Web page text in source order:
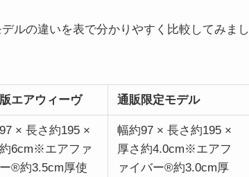
ルの違いを表で分かりやすく比較してみまし
エアウィーヴ 通販限定モデル
× 長さ約195 ×
6cm※エアファ
®約3.5cm厚使
幅約97 × 長さ約195 ×
厚さ約4.0cm※エアフ
ァイバー®約3.0cm厚